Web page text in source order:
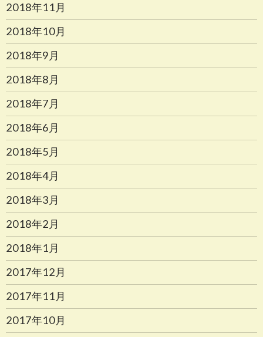
2018年11月
2018年10月
2018年9月
2018年8月
2018年7月
2018年6月
2018年5月
2018年4月
2018年3月
2018年2月
2018年1月
2017年12月
2017年11月
2017年10月